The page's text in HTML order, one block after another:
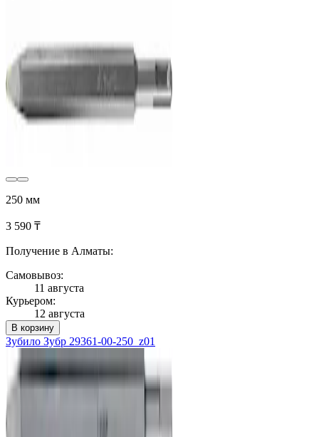
250 мм
3 590 ₸
Получение в Алматы:
Самовывоз:
11 августа
Курьером:
12 августа
В корзину
Зубило Зубр 29361-00-250_z01